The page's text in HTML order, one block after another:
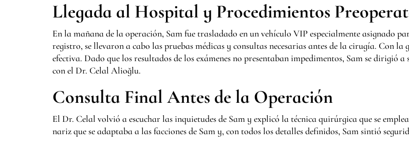
Llegada al Hospital y Procedimientos
En la mañana de la operación, Sam fue trasladado en un vehículo VIP especialmente asignado
registro, se llevaron a cabo las pruebas médicas y consultas necesarias antes de la cirugía. Con
efectiva. Dado que los resultados de los exámenes no presentaban impedimentos, Sam se dirigió
con el Dr. Celal Alioğlu.
Consulta Final Antes de la Operación
El Dr. Celal volvió a escuchar las inquietudes de Sam y explicó la técnica quirúrgica que se
nariz que se adaptaba a las facciones de Sam y, con todos los detalles definidos, Sam sintió